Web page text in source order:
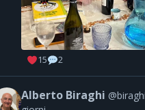
15 2
Alberto Biraghi